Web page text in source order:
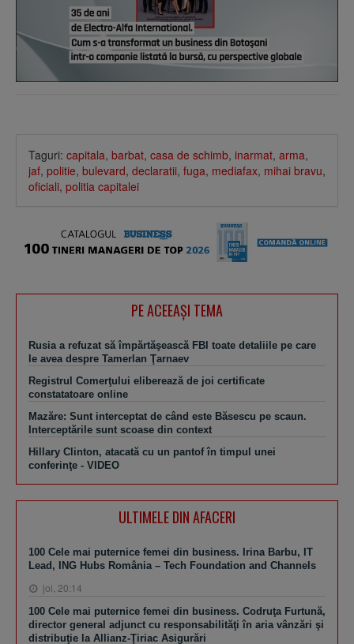
Taguri: capitala, barbat, casa de schimb, inarmat, arma,
jaf, politie, bulevard, declaratii, fuga, mediafax, mihai bravu,
oficiali, politia capitalei
PE ACEEAŞI TEMA
Rusia a refuzat să împărtăşească FBI toate detaliile pe care
le avea despre Tamerlan Ţarnaev
Registrul Comerţului eliberează de joi certificate
constatatoare online
Mazăre: Sunt interceptat de când este Băsescu pe scaun.
Interceptările sunt scoase din context
Hillary Clinton, atacată cu un pantof în timpul unei
conferinţe - VIDEO
ULTIMELE DIN AFACERI
100 Cele mai puternice femei din business. Irina Barbu, IT
Lead, ING Hubs România – Tech Foundation and Channels
joi, 20:14
100 Cele mai puternice femei din business. Codruţa Furtună,
director general adjunct cu responsabilităţi în aria vânzări şi
distribuţie la Allianz-Ţiriac Asigurări